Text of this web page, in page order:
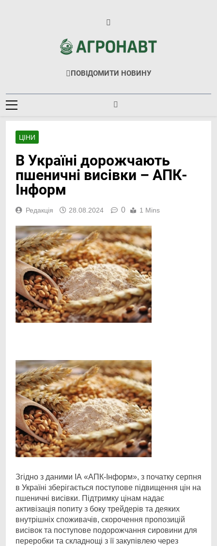
Агронавт
Новини Українського Агробізнесу
ПОВІДОМИТИ НОВИНУ
ЦІНИ
В Україні дорожчають
пшеничні висівки – АПК-
Інформ
Редакція 28.08.2024 0 1 Mins
Link
Згідно з даними ІА «АПК-Інформ», з початку серпня
в Україні зберігається поступове підвищення цін на
пшеничні висівки. Підтримку цінам надає
активізація попиту з боку трейдерів та деяких
внутрішніх споживачів, скорочення пропозицій
висівок та поступове подорожчання сировини для
переробки та складнощі з її закупівлею через